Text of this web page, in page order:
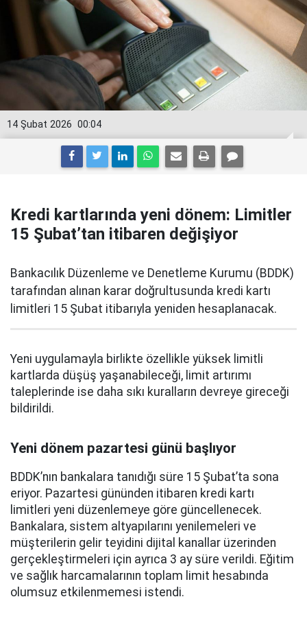
00:04
14 Şubat 2026
Kredi kartlarında yeni dönem: Limitler
15 Şubat’tan itibaren değişiyor
Bankacılık Düzenleme ve Denetleme Kurumu (BDDK)
tarafından alınan karar doğrultusunda kredi kartı
limitleri 15 Şubat itibarıyla yeniden hesaplanacak.
Yeni uygulamayla birlikte özellikle yüksek limitli
kartlarda düşüş yaşanabileceği, limit artırımı
taleplerinde ise daha sıkı kuralların devreye gireceği
bildirildi.
Yeni dönem pazartesi günü başlıyor
BDDK’nın bankalara tanıdığı süre 15 Şubat’ta sona
eriyor. Pazartesi gününden itibaren kredi kartı
limitleri yeni düzenlemeye göre güncellenecek.
Bankalara, sistem altyapılarını yenilemeleri ve
müşterilerin gelir teyidini dijital kanallar üzerinden
gerçekleştirmeleri için ayrıca 3 ay süre verildi. Eğitim
ve sağlık harcamalarının toplam limit hesabında
olumsuz etkilenmemesi istendi.